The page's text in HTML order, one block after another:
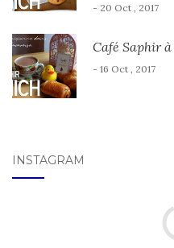
- 20 Oct , 2017
Café Saphir
- 16 Oct , 2017
INSTAGRAM